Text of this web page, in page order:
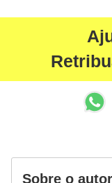
Sobre o autor